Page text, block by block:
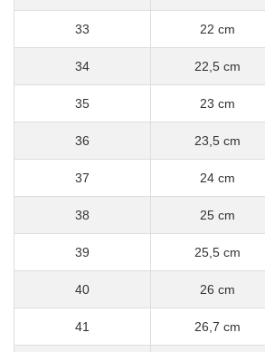
33 22 cm
34 22,5 cm
35 23 cm
36 23,5 cm
37 24 cm
38 25 cm
39 25,5 cm
40 26 cm
41 26,7 cm